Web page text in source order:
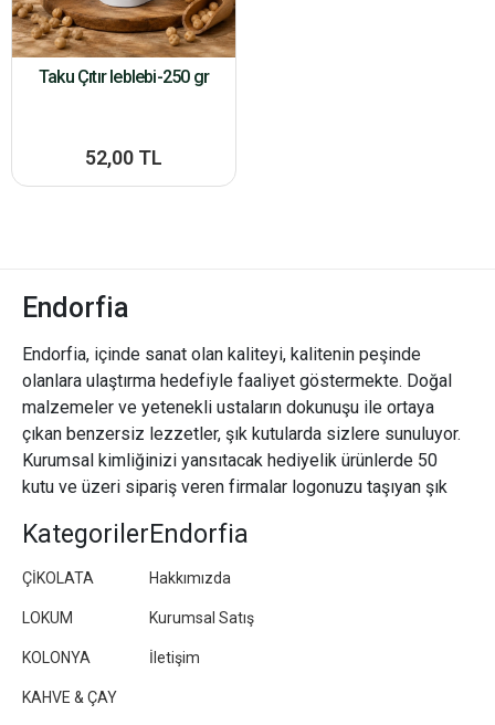
Taku Çıtır leblebi-250 gr
52,00 TL
Endorfia
Endorfia, içinde sanat olan kaliteyi, kalitenin peşinde
olanlara ulaştırma hedefiyle faaliyet göstermekte. Doğal
malzemeler ve yetenekli ustaların dokunuşu ile ortaya
çıkan benzersiz lezzetler, şık kutularda sizlere sunuluyor.
Kurumsal kimliğinizi yansıtacak hediyelik ürünlerde 50
kutu ve üzeri sipariş veren firmalar logonuzu taşıyan şık
Kategoriler
ÇİKOLATA
LOKUM
KOLONYA
KAHVE & ÇAY
Endorfia
Hakkımızda
Kurumsal Satış
İletişim